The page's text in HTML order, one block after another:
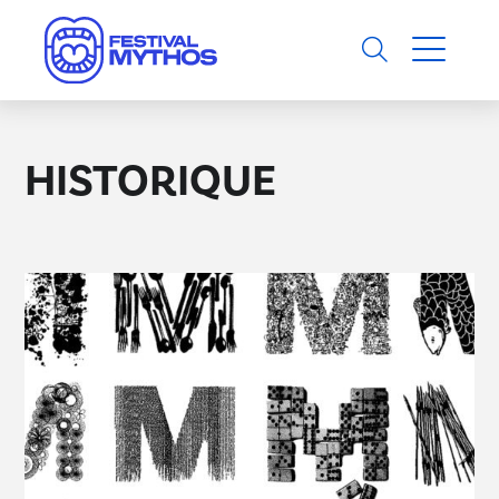
HISTORIQUE